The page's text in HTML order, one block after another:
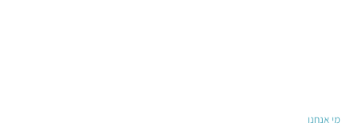
מי אנחנו